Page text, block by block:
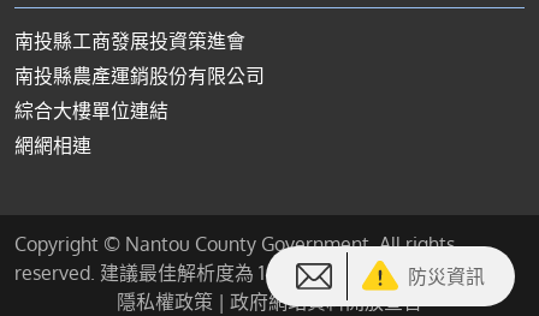
防災資訊
南投縣工商發展投資策進會
南投縣農產運銷股份有限公司
綜合大樓單位連結
網網相連
Copyright © Nantou County Government. All rights
reserved. 建議最佳解析度為 1440*900 或以上
隱私權政策 | 政府網站資料開放宣告